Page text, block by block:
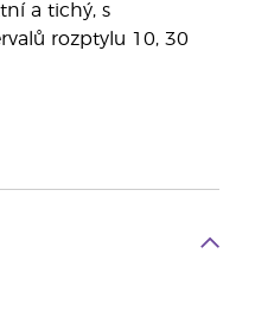
a tichý, s
rozptylu 10, 30